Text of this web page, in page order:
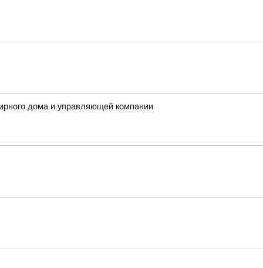
дома и управляющей компании